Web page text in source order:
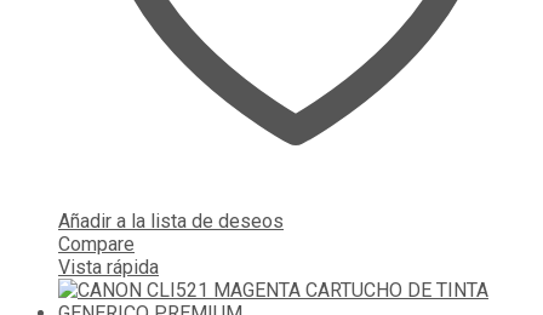
Añadir a la lista de deseos
Compare
Vista rápida